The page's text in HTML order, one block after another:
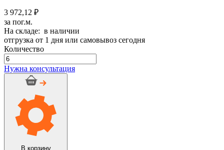
3 972,12 ₽
за пог.м.
На складе: в наличии
отгрузка от 1 дня или самовывоз сегодня
Количество
Количество
товара
Трубка
CLAD
32/076
Нужна консультация
В корзину